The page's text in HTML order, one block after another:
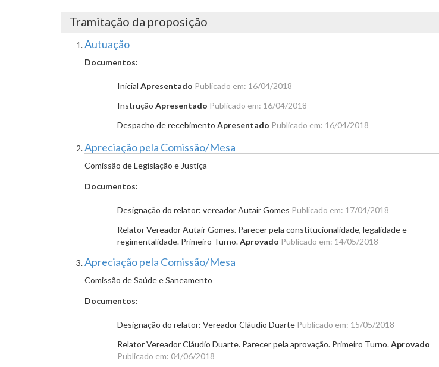
Tramitação da proposição
Autuação
Documentos:
Inicial Apresentado Publicado em: 16/04/2018
Instrução Apresentado Publicado em: 16/04/2018
Despacho de recebimento Apresentado Publicado em: 16/04/2018
Apreciação pela Comissão/Mesa
Comissão de Legislação e Justiça
Documentos:
Designação do relator: vereador Autair Gomes Publicado em: 17/04/2018
Relator Vereador Autair Gomes. Parecer pela constitucionalidade, legalidade e
regimentalidade. Primeiro Turno.Aprovado Publicado em: 14/05/2018
Apreciação pela Comissão/Mesa
Comissão de Saúde e Saneamento
Documentos:
Designação do relator: Vereador Cláudio Duarte Publicado em: 15/05/2018
Relator Vereador Cláudio Duarte. Parecer pela aprovação. Primeiro Turno.Aprovado
Publicado em: 04/06/2018